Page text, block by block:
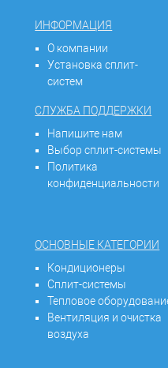
ИНФОРМАЦИЯ
О компании
Установка сплит-
систем
СЛУЖБА ПОДДЕРЖКИ
Напишите нам
Выбор сплит-системы
Политика
конфиденциальности
ОСНОВНЫЕ КАТЕГОРИИ
Кондиционеры
Сплит-системы
Тепловое
Вентиляция и очистка
воздуха